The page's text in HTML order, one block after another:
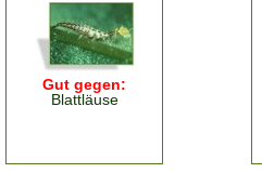
Gut gegen:
Blattläuse